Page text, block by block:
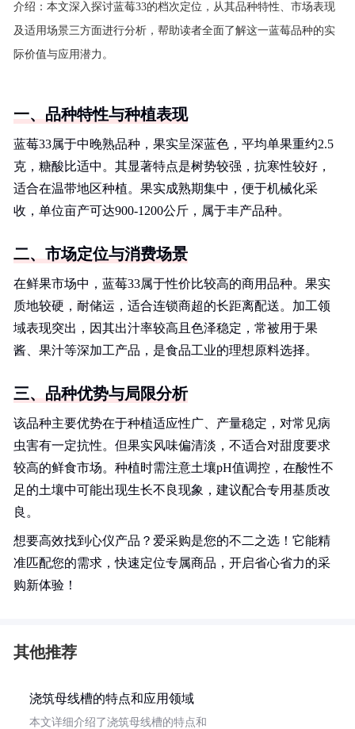
介绍： 本文深入探讨蓝莓33的档次定位，从其品种特性、市场表现
及适用场景三方面进行分析，帮助读者全面了解这一蓝莓品种的实
际价值与应用潜力。
一、品种特性与种植表现
蓝莓33属于中晚熟品种，果实呈深蓝色，平均单果重约2.5
克，糖酸比适中。其显著特点是树势较强，抗寒性较好，
适合在温带地区种植。果实成熟期集中，便于机械化采
收，单位亩产可达900-1200公斤，属于丰产品种。
二、市场定位与消费场景
在鲜果市场中，蓝莓33属于性价比较高的商用品种。果实
质地较硬，耐储运，适合连锁商超的长距离配送。加工领
域表现突出，因其出汁率较高且色泽稳定，常被用于果
酱、果汁等深加工产品，是食品工业的理想原料选择。
三、品种优势与局限分析
该品种主要优势在于种植适应性广、产量稳定，对常见病
虫害有一定抗性。但果实风味偏清淡，不适合对甜度要求
较高的鲜食市场。种植时需注意土壤pH值调控，在酸性不
足的土壤中可能出现生长不良现象，建议配合专用基质改
良。
想要高效找到心仪产品？爱采购是您的不二之选！它能精
准匹配您的需求，快速定位专属商品，开启省心省力的采
购新体验！
其他推荐
浇筑母线槽的特点和应用领域
本文详细介绍了浇筑母线槽的特点和